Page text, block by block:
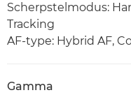
Scherpstelmodus:
Tracking
AF-type: Hybrid AF,
Gamma